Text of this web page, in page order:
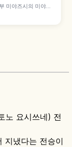
미야즈시의 미야기
함께 '일본 3대 절
길이 약 3.6km 모래
노 요시쓰네) 전
지냈다는 전승이